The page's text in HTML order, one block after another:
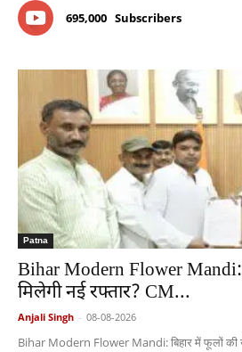
695,000 Subscribers
Patna
Bihar Modern Flower Mandi:
मिलेगी नई रफ्तार? CM...
Anjali Singh - 08-08-2026
Bihar Modern Flower Mandi: बिहार में फूलों की